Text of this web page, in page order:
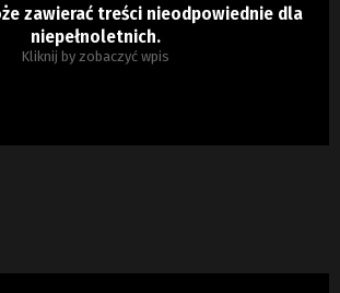
zawierać treści nieodpowiednie dla
niepełnoletnich.
Kliknij by zobaczyć wpis